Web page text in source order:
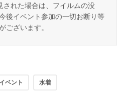
れた場合は、フイルムの没
後イベント参加の一切お断り等
ございます。
ベント 水着